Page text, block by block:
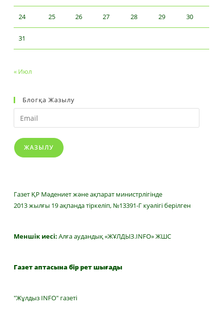
24 25 26 27 28 29 30
31
« Июл
Блогқа Жазылу
Email
ЖАЗЫЛУ
Газет ҚР Мәдениет және ақпарат министрлігінде
2013 жылғы 19 ақпанда тіркеліп, №13391-Г куәлігі берілген
Меншік иесі: Алға аудандық «ЖҰЛДЫЗ.INFO» ЖШС
Газет аптасына бір рет шығады
"Жұлдыз INFO" газеті